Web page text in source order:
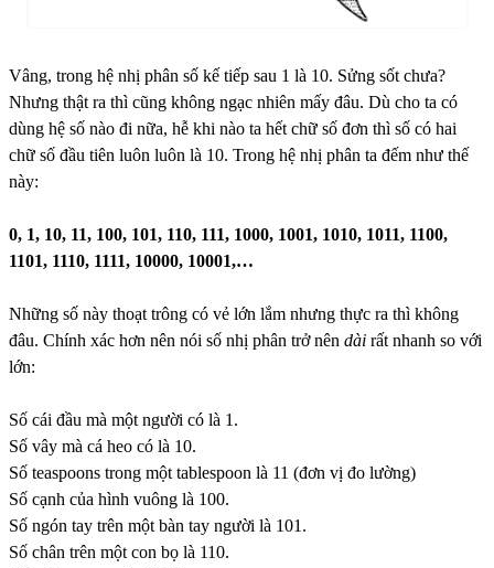
Vâng, trong hệ nhị phân số kế tiếp sau 1 là 10. Sửng sốt chưa?
Nhưng thật ra thì cũng không ngạc nhiên mấy đâu. Dù cho ta có
dùng hệ số nào đi nữa, hễ khi nào ta hết chữ số đơn thì số có hai
chữ số đầu tiên luôn luôn là 10. Trong hệ nhị phân ta đếm như thế
này:
0, 1, 10, 11, 100, 101, 110, 111, 1000, 1001, 1010, 1011, 1100,
1101, 1110, 1111, 10000, 10001,…
Những số này thoạt trông có vẻ lớn lắm nhưng thực ra thì không
đâu. Chính xác hơn nên nói số nhị phân trở nên dài rất nhanh so với
lớn:
Số cái đầu mà một người có là 1.
Số vây mà cá heo có là 10.
Số teaspoons trong một tablespoon là 11 (đơn vị đo lường)
Số cạnh của hình vuông là 100.
Số ngón tay trên một bàn tay người là 101.
Số chân trên một con bọ là 110.